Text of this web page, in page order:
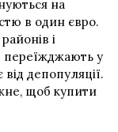
на
в один євро.
і
переїжджають у
від депопуляції.
щоб купити